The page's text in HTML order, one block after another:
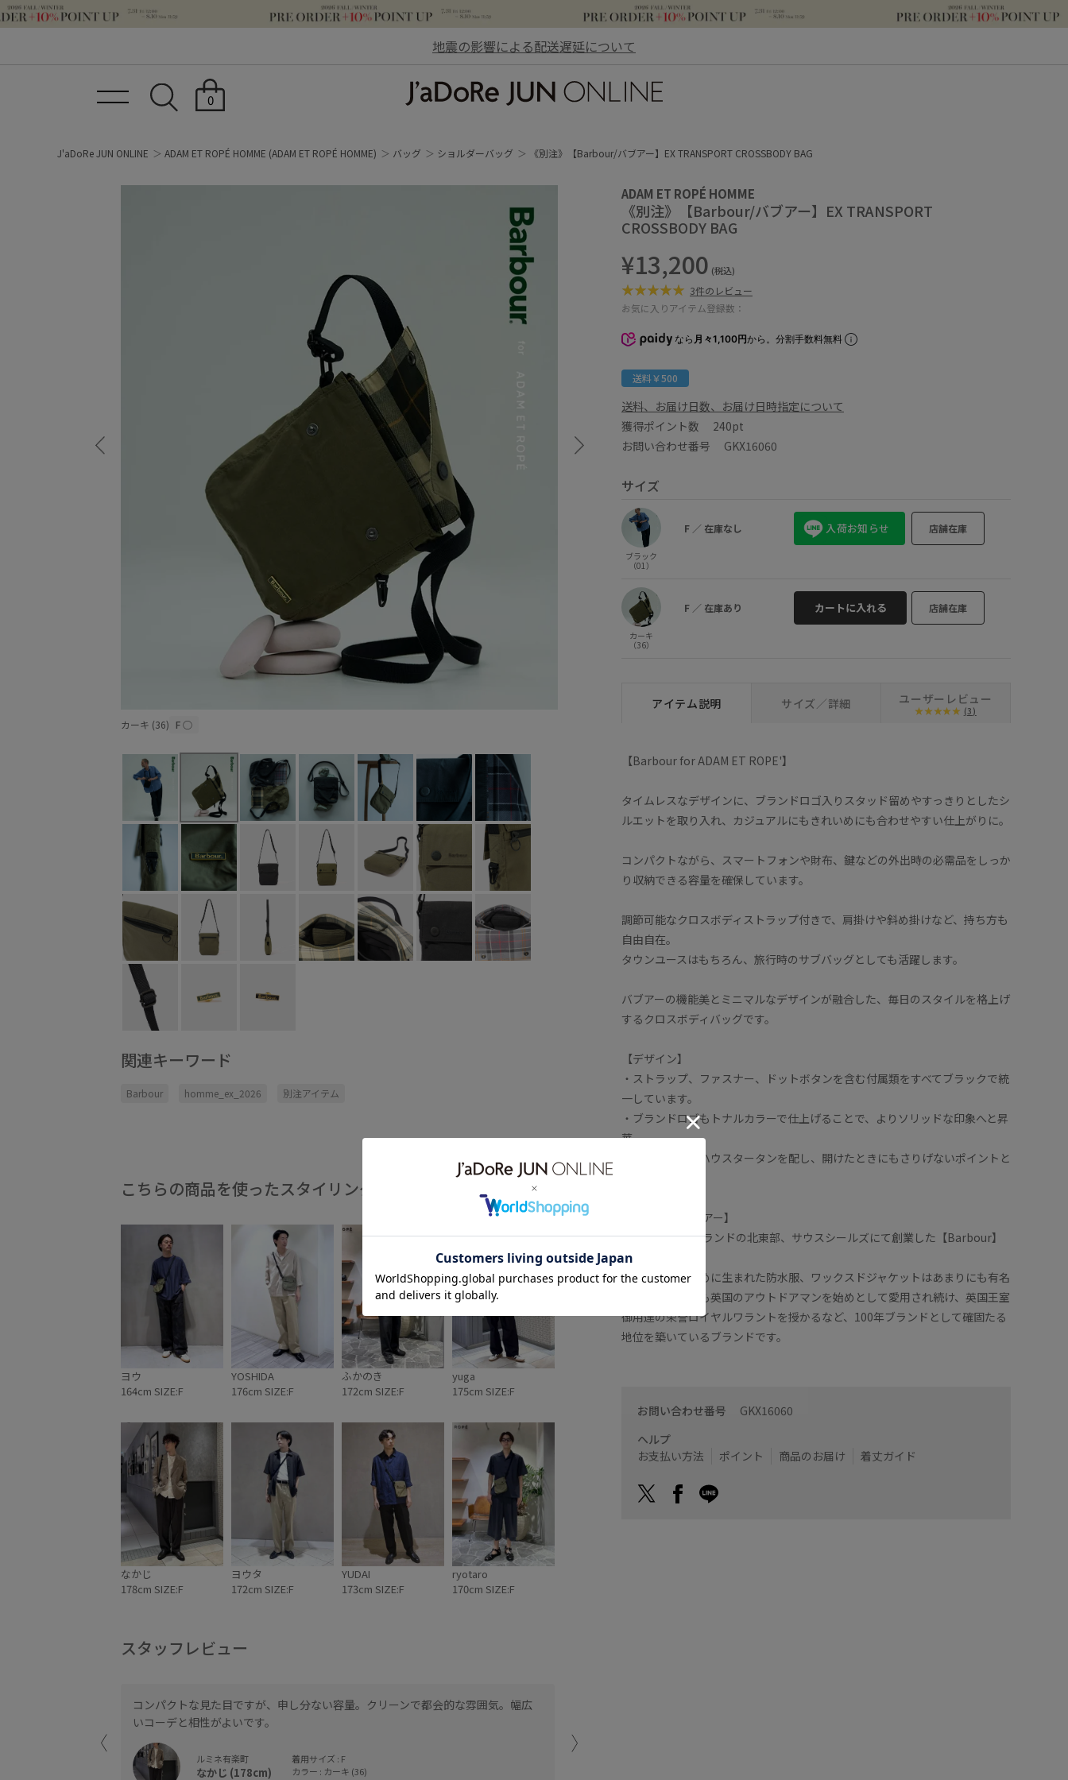
地震の影響による配送遅延について
0
J'aDoRe JUN ONLINE ADAM ET ROPÉ HOMME (ADAM ET ROPÉ HOMME) バッグ ショルダーバッグ 《別注》【Barbour/バブアー】EX TRANSPORT CROSSBODY BAG
カーキ (36) F○
関連キーワード
Barbour homme_ex_2026 別注アイテム
こちらの商品を使ったスタイリング 全てみる
ヨウ
164cm SIZE:F
YOSHIDA
176cm SIZE:F
ふかのき
172cm SIZE:F
yuga
175cm SIZE:F
なかじ
178cm SIZE:F
ヨウタ
172cm SIZE:F
YUDAI
173cm SIZE:F
ryotaro
170cm SIZE:F
スタッフレビュー
コンパクトな見た目ですが、申し分ない容量。クリーンで都会的な雰囲気。幅広
いコーデと相性がよいです。
ルミネ有楽町
なかじ (178cm)
着用サイズ : F
カラー : カーキ (36)
ADAM ET ROPÉ HOMME
《別注》【Barbour/バブアー】EX TRANSPORT
CROSSBODY BAG
¥13,200 (税込)
3件のレビュー
お気に入りアイテム登録数：
なら 月々1,100円から。分割手数料無料
送料￥500
送料、お届け日数、お届け日時指定について
獲得ポイント数 240pt
お問い合わせ番号 GKX16060
サイズ
ブラック
（01）
F ／ 在庫なし 入荷お知らせ 店舗在庫
カーキ
（36）
F ／ 在庫あり カートに入れる 店舗在庫
アイテム説明 サイズ／詳細 ユーザーレビュー
(3)
【Barbour for ADAM ET ROPE'】
タイムレスなデザインに、ブランドロゴ入りスタッド留めやすっきりとしたシ
ルエットを取り入れ、カジュアルにもきれいめにも合わせやすい仕上がりに。
コンパクトながら、スマートフォンや財布、鍵などの外出時の必需品をしっか
り収納できる容量を確保しています。
調節可能なクロスボディストラップ付きで、肩掛けや斜め掛けなど、持ち方も
自由自在。
タウンユースはもちろん、旅行時のサブバッグとしても活躍します。
バブアーの機能美とミニマルなデザインが融合した、毎日のスタイルを格上げ
するクロスボディバッグです。
【デザイン】
・ストラップ、ファスナー、ドットボタンを含む付属類をすべてブラックで統
一しています。
・ブランドロゴもトナルカラーで仕上げることで、よりソリッドな印象へと昇
華。
・フラップ口にハウスタータンを配し、開けたときにもさりげないポイントと
【Barbour/バブアー】
1894年にイングランドの北東部、サウスシールズにて創業した【Barbour】
(バブアー)。
港湾労働者のために生まれた防水服、ワックスドジャケットはあまりにも有名
ですが、その後も英国のアウトドアマンを始めとして愛用され続け、英国王室
御用達の栄誉ロイヤルワラントを授かるなど、100年ブランドとして確固たる
地位を築いているブランドです。
お問い合わせ番号 GKX16060
ヘルプ
お支払い方法
ポイント 商品のお届け 着丈ガイド